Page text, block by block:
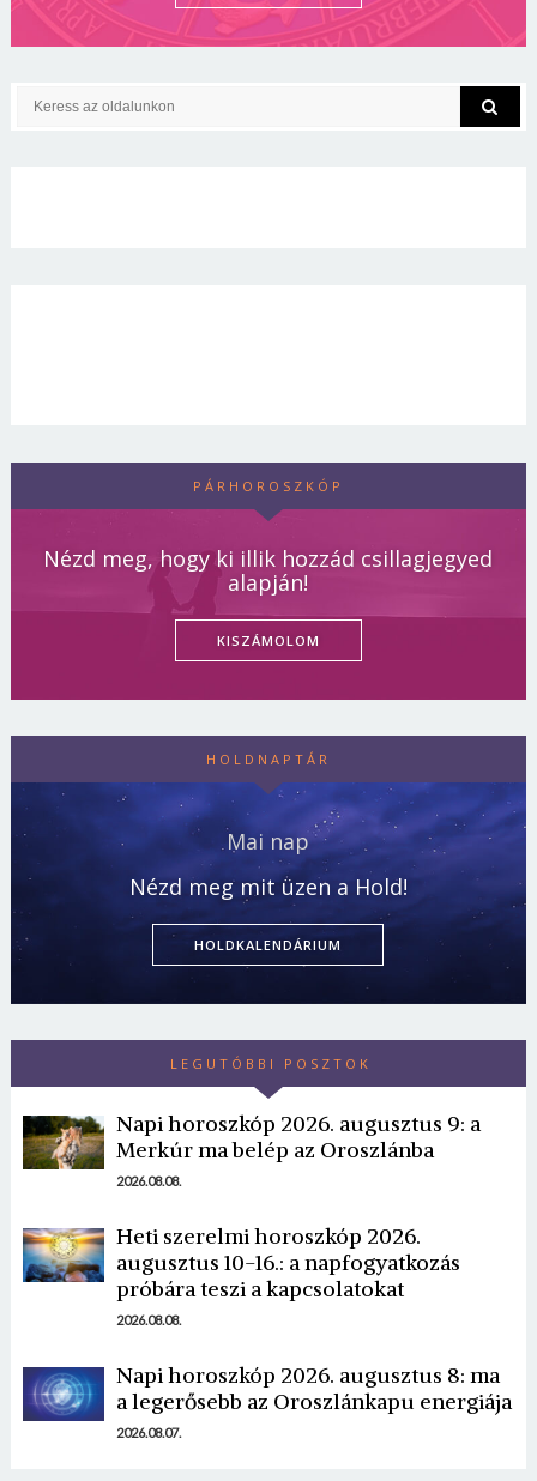
PÁRHOROSZKÓP
Nézd meg, hogy ki illik hozzád csillagjegyed
alapján!
KISZÁMOLOM
HOLDNAPTÁR
Mai nap
Nézd meg mit üzen a Hold!
HOLDKALENDÁRIUM
LEGUTÓBBI POSZTOK
Napi horoszkóp 2026. augusztus 9: a
Merkúr ma belép az Oroszlánba
2026.08.08.
Heti szerelmi horoszkóp 2026.
augusztus 10-16.: a napfogyatkozás
próbára teszi a kapcsolatokat
2026.08.08.
Napi horoszkóp 2026. augusztus 8: ma
a legerősebb az Oroszlánkapu energiája
2026.08.07.